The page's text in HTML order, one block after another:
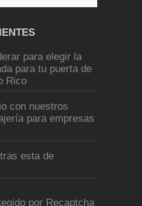
para elegir la
para tu puerta de
Rico
con nuestros
para empresas
esta de
por Recaptcha